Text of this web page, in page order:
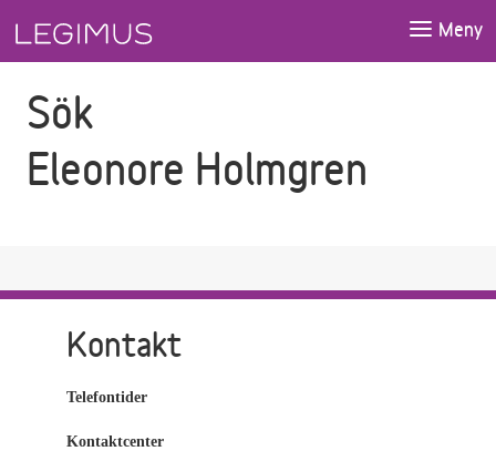
Meny
Sök
Eleonore Holmgren
Kontakt
Telefontider
Kontaktcenter